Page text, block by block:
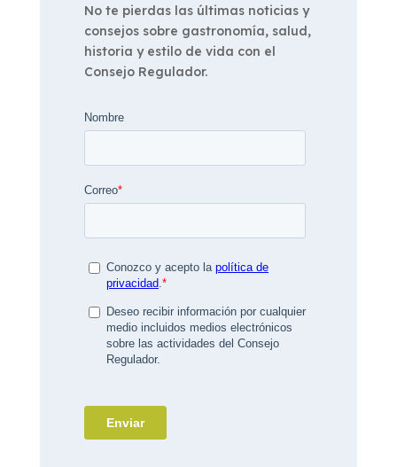
No te pierdas las últimas noticias y
consejos sobre gastronomía, salud,
historia y estilo de vida con el
Consejo Regulador.